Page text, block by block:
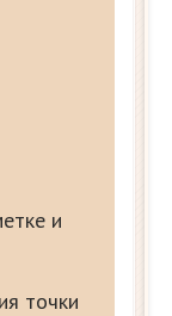
и
точки